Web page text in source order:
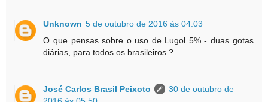
Unknown 5 de outubro de 2016 às 04:03
O que pensas sobre o uso de Lugol 5% - duas gotas
diárias, para todos os brasileiros ?
José Carlos Brasil Peixoto
30 de outubro de